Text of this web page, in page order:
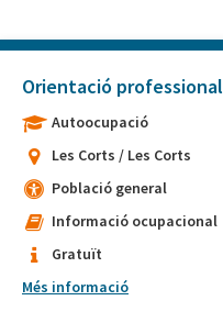
Orientació professional
Autoocupació
Les Corts / Les Corts
Població general
Informació ocupacional
Gratuït
Més informació